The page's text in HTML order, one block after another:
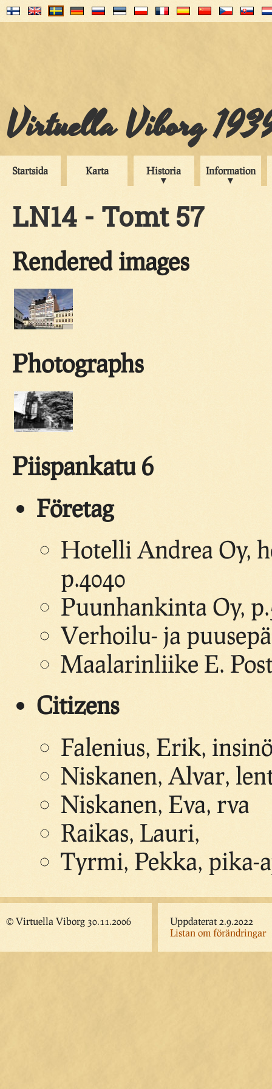
Virtuella Viborg
Startsida Karta Historia Information
LN14 - Tomt 57
Rendered images
Photographs
Piispankatu 6
Företag
Hotelli Andrea Oy,
p.4040
Puunhankinta Oy,
Verhoilu- ja
Maalarinliike E.
Citizens
Falenius, Erik,
Niskanen, Alvar,
Niskanen, Eva, rva
Raikas, Lauri,
Tyrmi, Pekka, pika-
© Virtuella Viborg 30.11.2006
Uppdaterat 2.9.2022
Listan om förändringar